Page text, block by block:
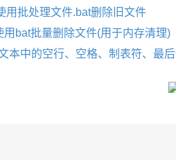
用批处理文件.bat删除旧文件
bat批量删除文件(用于内存清理)
本中的空行、空格、制表符、最